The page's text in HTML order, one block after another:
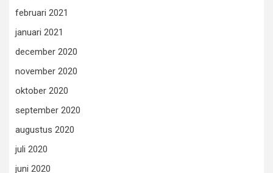
februari 2021
januari 2021
december 2020
november 2020
oktober 2020
september 2020
augustus 2020
juli 2020
juni 2020